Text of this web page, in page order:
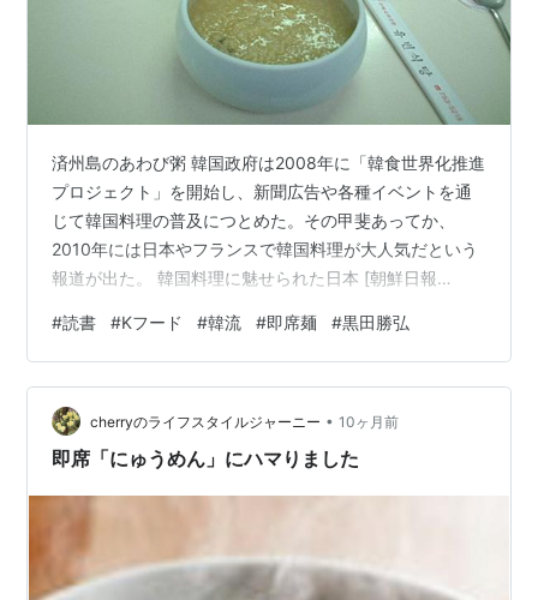
済州島のあわび粥 韓国政府は2008年に「韓食世界化推進
プロジェクト」を開始し、新聞広告や各種イベントを通
じて韓国料理の普及につとめた。その甲斐あってか、
2010年には日本やフランスで韓国料理が大人気だという
報道が出た。 韓国料理に魅せられた日本 [朝鮮日報
像以上だ。かつて産経新聞の黒田勝弘支局長がビビンパ
を「羊頭狗肉」に例え、批判を浴びたこともあったが、
今やそうした嫌悪感を示す人は少数派だ。……毎日新聞の
澤田克己記者は、「韓国料理はブームの段階を通り過
ぎ、定着の段階にある。大衆性から見ると、中国料理店
#読書 #Kフード #韓流 #即席麺 #黒田勝弘
cherryのライフスタイルジャーニー • 10ヶ月前
即席「にゅうめん」にハマりました